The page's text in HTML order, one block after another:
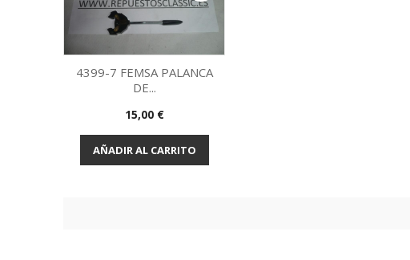
Vista rápida
4399-7 FEMSA PALANCA
DE...
Precio
15,00 €
AÑADIR AL CARRITO